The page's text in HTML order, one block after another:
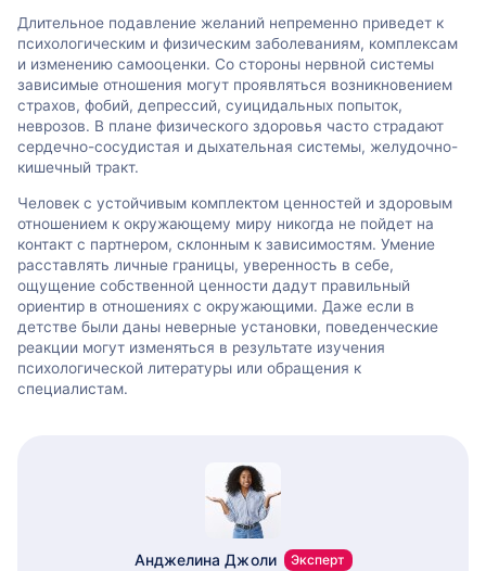
Длительное подавление желаний непременно приведет к
психологическим и физическим заболеваниям, комплексам
и изменению самооценки. Со стороны нервной системы
зависимые отношения могут проявляться возникновением
страхов, фобий, депрессий, суицидальных попыток,
неврозов. В плане физического здоровья часто страдают
сердечно-сосудистая и дыхательная системы, желудочно-
кишечный тракт.
Человек с устойчивым комплектом ценностей и здоровым
отношением к окружающему миру никогда не пойдет на
контакт с партнером, склонным к зависимостям. Умение
расставлять личные границы, уверенность в себе,
ощущение собственной ценности дадут правильный
ориентир в отношениях с окружающими. Даже если в
детстве были даны неверные установки, поведенческие
реакции могут изменяться в результате изучения
психологической литературы или обращения к
специалистам.
Анджелина Джоли Эксперт